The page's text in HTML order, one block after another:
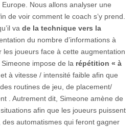
Nous allons analyser une
de voir comment le coach s’y prend.
va de la technique vers la
du nombre d’informations à
les joueurs face à cette augmentation
impose de la répétition « à
et à vitesse / intensité faible afin que
routines de jeu, de placement/
. Autrement dit, Simeone amène de
afin que les joueurs puissent
automatismes qui feront gagner